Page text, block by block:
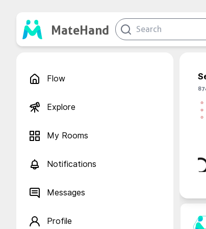
MateHand
Flow
Explore
My Rooms
Notifications
Messages
Profile